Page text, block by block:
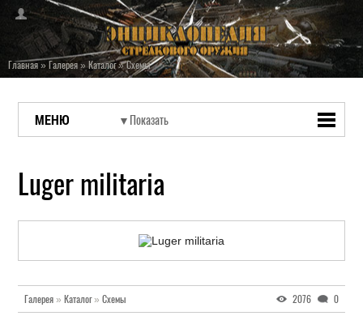
Главная»Галерея»Каталог»Схемы
МЕНЮ
Luger militaria
Галерея » Каталог» Схемы 2076 0